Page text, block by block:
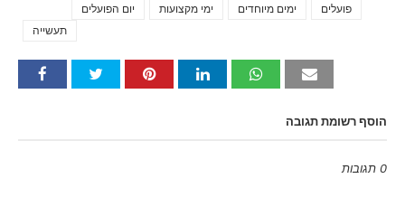
יום הפועלים ימי מקצועות ימים מיוחדים
פועלים
תעשייה
הוסף רשומת תגובה
0 תגובות